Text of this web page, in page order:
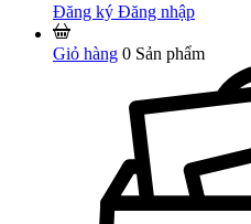
Đăng ký Đăng nhập
Giỏ hàng 0 Sản phẩm